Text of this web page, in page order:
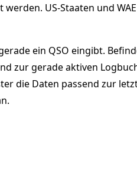
US-Staaten und
ein QSO eingibt.
zur gerade aktiven
die Daten passend zur